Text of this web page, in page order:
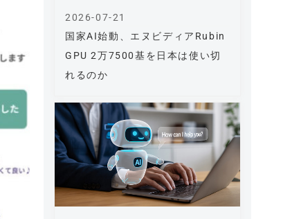
国家AI始動、エヌビディアRubin
GPU 2万7500基を日本は使い切
れるのか
2026-07-21